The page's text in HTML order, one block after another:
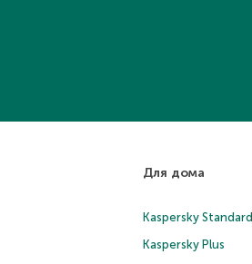
Для дома
Kaspersky Standard
Kaspersky Plus